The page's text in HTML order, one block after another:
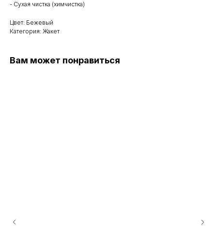
- Сухая чистка (химчистка)
Цвет: Бежевый
Категория: Жакет
Вам может понравиться